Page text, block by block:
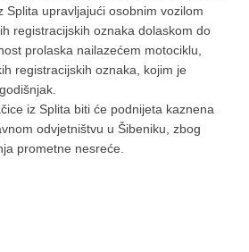
upravljajući osobnim vozilom
registracijskih oznaka dolaskom do
prolaska nailazećem motociklu,
registracijskih oznaka, kojim je
iz Splita biti će podnijeta kaznena
odvjetništvu u Šibeniku, zbog
prometne nesreće.